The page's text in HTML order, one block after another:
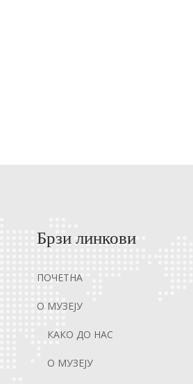
Брзи линкови
ПОЧЕТНА
О МУЗЕЈУ
КАКО ДО НАС
О МУЗЕЈУ